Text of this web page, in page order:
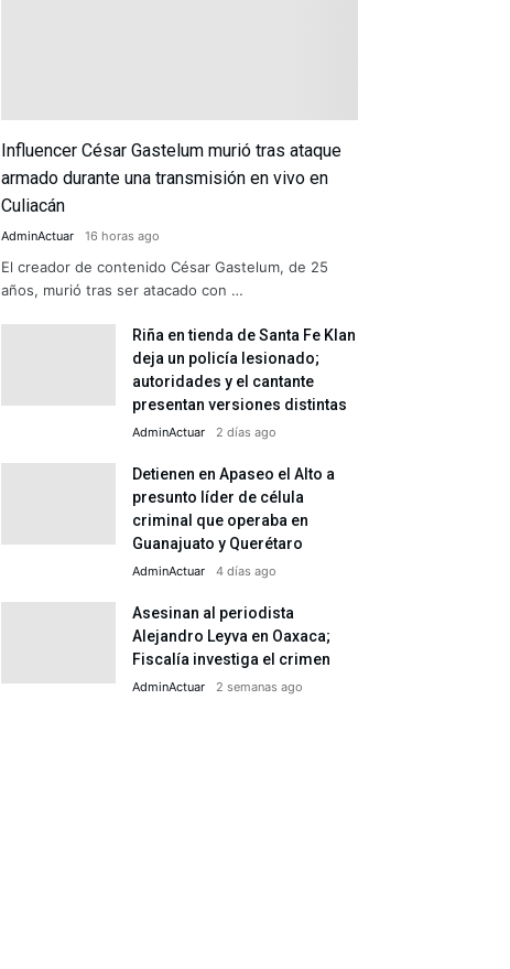
Influencer César Gastelum murió tras ataque
armado durante una transmisión en vivo en
Culiacán
AdminActuar 16 horas ago
El creador de contenido César Gastelum, de 25
años, murió tras ser atacado con …
Riña en tienda de Santa Fe Klan
deja un policía lesionado;
autoridades y el cantante
presentan versiones distintas
AdminActuar 2 días ago
Detienen en Apaseo el Alto a
presunto líder de célula
criminal que operaba en
Guanajuato y Querétaro
AdminActuar 4 días ago
Asesinan al periodista
Alejandro Leyva en Oaxaca;
Fiscalía investiga el crimen
AdminActuar 2 semanas ago